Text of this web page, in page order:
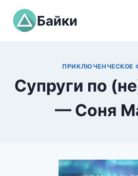
Перейти
содержимому
Байки
ПРИКЛЮЧЕНЧЕСКОЕ
Супруги по
— Соня